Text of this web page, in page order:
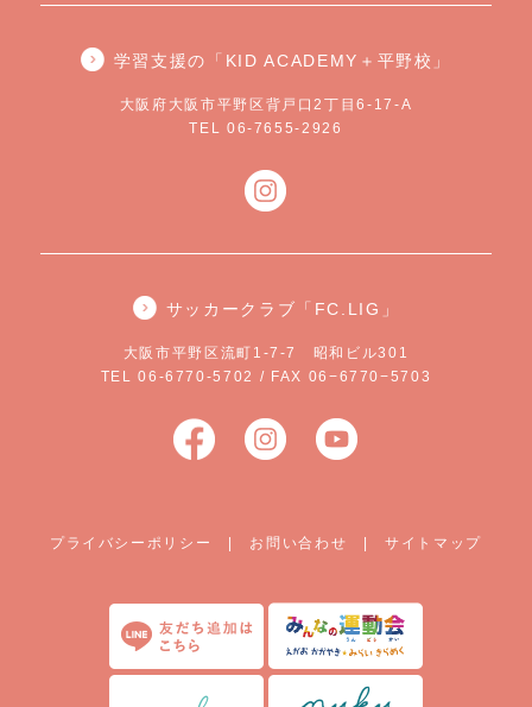
学習支援の「KID ACADEMY＋平野校」
大阪府大阪市平野区背戸口2丁目6-17-A
TEL 06-7655-2926
サッカークラブ「FC.LIG」
大阪市平野区流町1-7-7 昭和ビル301
TEL 06-6770-5702 / FAX 06−6770−5703
プライバシーポリシー お問い合わせ |サイトマップ